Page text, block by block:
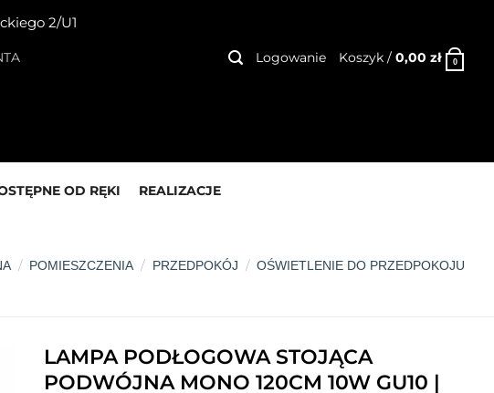
2/U1
Logowanie Koszyk / 0,00 zł 0
OD RĘKI REALIZACJE
/ POMIESZCZENIA / PRZEDPOKÓJ / OŚWIETLENIE DO PRZEDPOKOJU
LAMPA PODŁOGOWA STOJĄCA
PODWÓJNA MONO 120CM 10W GU10 |